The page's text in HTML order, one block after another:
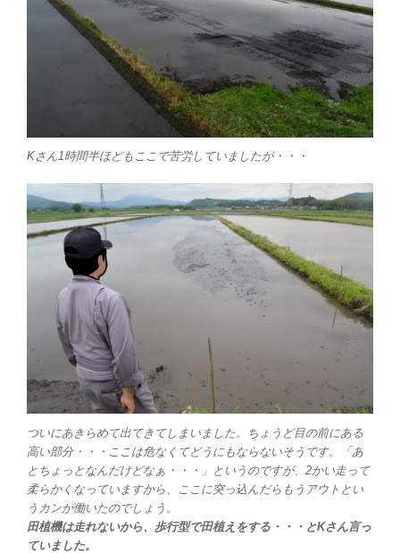
Kさん1時間半ほどもここで苦労していましたが・・・
ついにあきらめて出てきてしまいました。ちょうど目の前にある
高い部分・・・ここは危なくてどうにもならないそうです。「あ
とちょっとなんだけどなぁ・・・」というのですが、2かい走って
柔らかくなっていますから、ここに突っ込んだらもうアウトとい
うカンが働いたのでしょう。
田植機は走れないから、歩行型で田植えをする・・・とKさん言っ
ていました。